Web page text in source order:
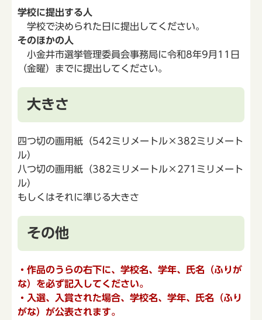
学校に提出する人
学校で決められた日に提出してください。
そのほかの人
小金井市選挙管理委員会事務局に令和8年9月11日
（金曜）までに提出してください。
大きさ
四つ切の画用紙（542ミリメートル×382ミリメート
ル）
八つ切の画用紙（382ミリメートル×271ミリメート
ル）
もしくはそれに準じる大きさ
その他
・作品のうらの右下に、学校名、学年、氏名（ふりが
な）を必ず記入してください。
・入選、入賞された場合、学校名、学年、氏名（ふり
がな）が公表されます。